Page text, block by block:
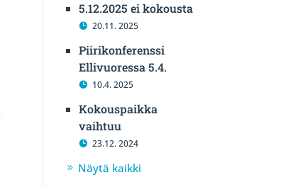
5.12.2025 ei kokousta
20.11. 2025
Piirikonferenssi
Ellivuoressa 5.4.
10.4. 2025
Kokouspaikka
vaihtuu
23.12. 2024
Näytä kaikki